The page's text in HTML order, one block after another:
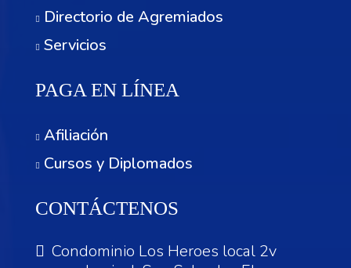
Directorio de Agremiados
Servicios
PAGA EN LÍNEA
Afiliación
Cursos y Diplomados
CONTÁCTENOS
Condominio Los Heroes local 2v